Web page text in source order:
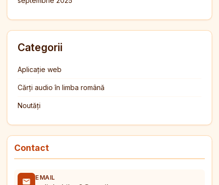
Categorii
Aplicație web
Cărți audio în limba română
Noutăți
Contact
EMAIL